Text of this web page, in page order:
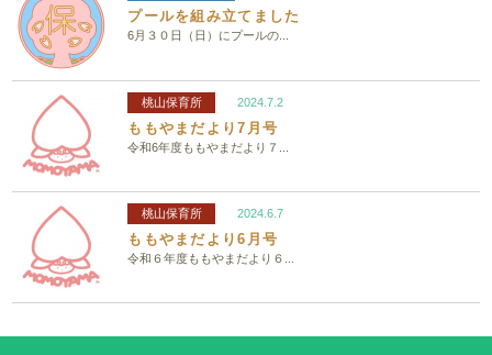
プールを組み立てました
6月３０日（日）にプールの...
桃山保育所 2024.7.2
ももやまだより7月号
令和6年度ももやまだより７...
桃山保育所 2024.6.7
ももやまだより6月号
令和６年度ももやまだより６...